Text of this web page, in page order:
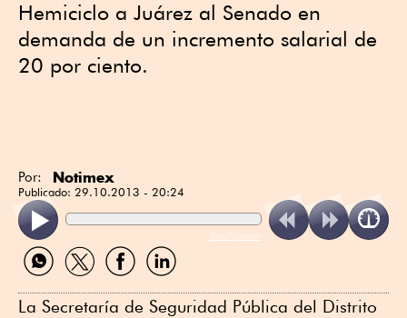
Hemiciclo a Juárez al Senado en
demanda de un incremento salarial de
20 por ciento.
Por: Notimex
Publicado: 29.10.2013 - 20:24
ReadSpeaker
Compartir
por
Compartir
por
Compartir
por
Compartir
por
La Secretaría de Seguridad Pública del Distrito